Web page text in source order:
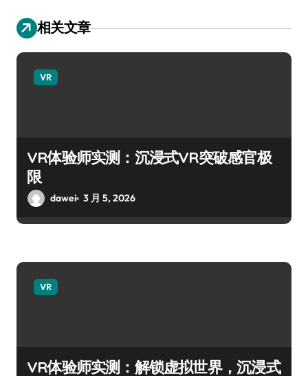
相关文章
VR
VR体验师实测：沉浸式VR突破感官极
限
dawei 3 月 5, 2026
VR
VR体验师实测：解锁虚拟世界，沉浸式